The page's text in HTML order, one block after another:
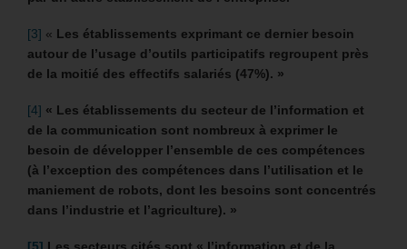
[3] « Les établissements exprimant ce dernier besoin
autour de l’usage d’outils participatifs regroupent près
de la moitié des effectifs salariés (47%). »
[4] « Les établissements du secteur de l’information et
de la communication sont nombreux à exprimer le
besoin de développer l’ensemble de ces compétences
(à l’exception des compétences dans l’utilisation et le
maniement de robots, dont les besoins sont concentrés
dans l’industrie et l’agriculture). »